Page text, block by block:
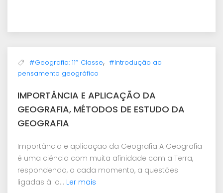
#Geografia: 11ª Classe, #Introdução ao
pensamento geográfico
IMPORTÂNCIA E APLICAÇÃO DA
GEOGRAFIA, MÉTODOS DE ESTUDO DA
GEOGRAFIA
Importância e aplicação da Geografia A Geografia
é uma ciência com muita afinidade com a Terra,
respondendo, a cada momento, a questões
ligadas à lo... Ler mais